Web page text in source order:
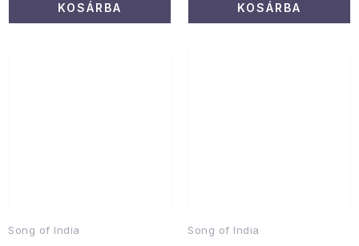
KOSÁRBA KOSÁRBA
Song of India Song of India